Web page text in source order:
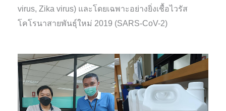
virus, Zika virus) และโดยเฉพาะอย่างยิ่งเชื้อไวรัส
โคโรนาสายพันธุ์ใหม่ 2019 (SARS-CoV-2)